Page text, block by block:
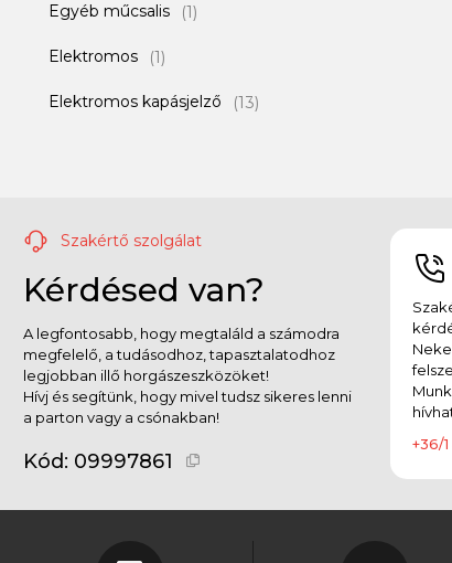
Egyéb műcsalis (1)
Elektromos (1)
Elektromos kapásjelző (13)
Etető pellet (15)
Feederkosár (12)
Feeder szett (6)
Főtt magvak, Magmix (4)
Garmin kiegészítő (3)
Gumicsizma (4)
Gumicsónak (1)
Szakértő szolgálat
Kérdésed van?
A legfontosabb, hogy megtaláld a számodra
megfelelő, a tudásodhoz, tapasztalatodhoz
legjobban illő horgászeszközöket!
Hívj és segítünk, hogy mivel tudsz sikeres lenni
a parton vagy a csónakban!
Kód: 09997861
+36/1